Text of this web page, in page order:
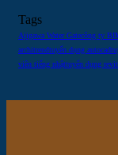
Tags
Ajigawa Water Gatecông ty
architrendtuyển dụng autocad
viên tiếng nhậttuyển dụng revit